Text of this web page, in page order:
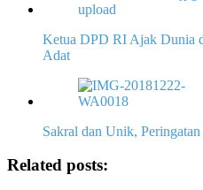
Ketua DPD RI Ajak Dunia
Adat
Sakral dan Unik,
Related posts: